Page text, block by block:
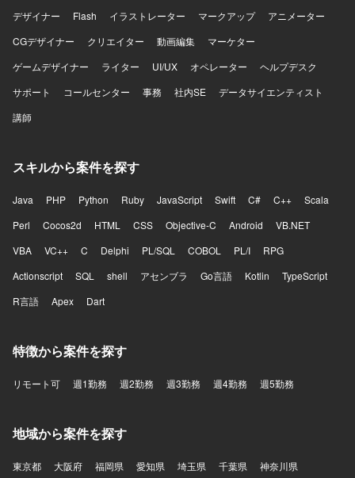
ティが求められる基盤を、AWSマネージドサービスを中心
にゼロから設計し構築していく経験を積むことができま
い工程に関与できるため、クラウドアーキテクトとしての
スキルを総合的に高めていただけます。また、セキュリテ
ィサービス群や認証連携、ネットワーク接続など、エンタ
ープライズ向けの先進的なクラウドアーキテクチャに携わ
on Fargate、ECR、Aurora PostgreSQL、RDS Proxy、
v2、IAM、KMS、Secrets Manager、GuardDuty、Security
CloudWatch、SNS、SQS、SES、EventBridge）、
Terraform、AWS CDK、GitHub Actions、CodePipeline、
OneLoginによるSSO連携、SAML/OIDCによる認証連携な
どの環境で作業いただきます。
デザイナー
Flash イラストレーター マークアップ
アニメーター
CGデザイナー
クリエイター 動画編集
マーケター
ゲームデザイナー
ライター UI/UX オペレーター
ヘルプデスク
サポート
コールセンター 事務 社内SE
データサイエンティスト
講師
スキルから案件を探す
Java PHP Python Ruby JavaScript Swift C# C++
Scala
Perl
Cocos2d HTML CSS Objective-C Android
VB.NET
VBA
VC++ C Delphi PL/SQL COBOL PL/I
RPG
Actionscript
SQL shell アセンブラ Go言語 Kotlin
TypeScript
R言語
Apex Dart
特徴から案件を探す
リモート可 週1勤務 週2勤務 週3勤務 週4勤務 週5勤務
地域から案件を探す
東京都 大阪府 福岡県 愛知県 埼玉県 千葉県 神奈川県